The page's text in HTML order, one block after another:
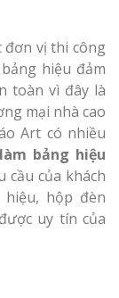
đơn vị thi công
hiệu đảm
toàn vì đây là
mại nhà cao
Art có nhiều
bảng hiệu
của khách
hộp đèn
uy tín của